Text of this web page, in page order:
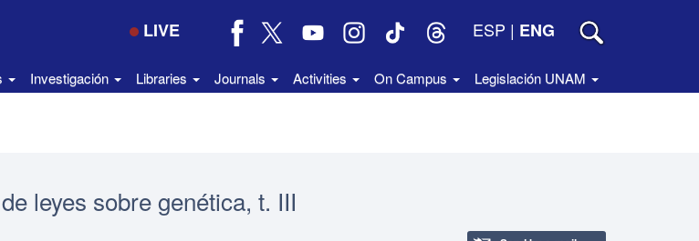
LIVE ESP | ENG
Investigación Libraries Journals Activities On Campus Legislación UNAM
leyes sobre genética, t. III